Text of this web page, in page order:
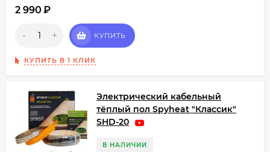
2 990 ₽
- + КУПИТЬ
КУПИТЬ В 1 КЛИК
Электрический кабельный
тёплый пол Spyheat "Классик"
SHD-20
В НАЛИЧИИ